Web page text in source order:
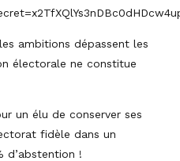
ambitions dépassent les
électorale ne constitue
un élu de conserver ses
fidèle dans un
d’abstention !